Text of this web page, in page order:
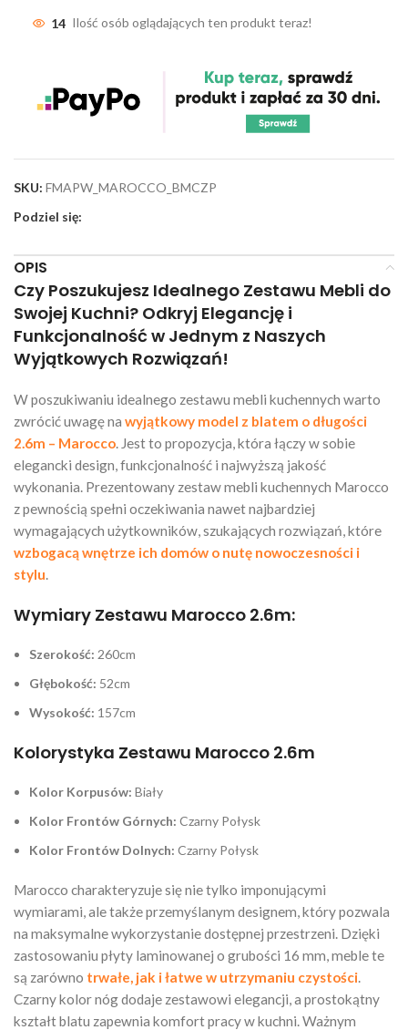
14 Ilość osób oglądających ten produkt teraz!
SKU: FMAPW_MAROCCO_BMCZP
Podziel się:
OPIS
Czy Poszukujesz Idealnego Zestawu Mebli do
Swojej Kuchni? Odkryj Elegancję i
Funkcjonalność w Jednym z Naszych
Wyjątkowych Rozwiązań!
W poszukiwaniu idealnego zestawu mebli kuchennych warto
zwrócić uwagę na wyjątkowy model z blatem o długości
2.6m – Marocco. Jest to propozycja, która łączy w sobie
elegancki design, funkcjonalność i najwyższą jakość
wykonania. Prezentowany zestaw mebli kuchennych Marocco
z pewnością spełni oczekiwania nawet najbardziej
wymagających użytkowników, szukających rozwiązań, które
wzbogacą wnętrze ich domów o nutę nowoczesności i
stylu.
Wymiary Zestawu Marocco 2.6m:
Szerokość: 260cm
Głębokość: 52cm
Wysokość: 157cm
Kolorystyka Zestawu Marocco 2.6m
Kolor Korpusów: Biały
Kolor Frontów Górnych: Czarny Połysk
Kolor Frontów Dolnych: Czarny Połysk
Marocco charakteryzuje się nie tylko imponującymi
wymiarami, ale także przemyślanym designem, który pozwala
na maksymalne wykorzystanie dostępnej przestrzeni. Dzięki
zastosowaniu płyty laminowanej o grubości 16 mm, meble te
są zarówno trwałe, jak i łatwe w utrzymaniu czystości.
Czarny kolor nóg dodaje zestawowi elegancji, a prostokątny
kształt blatu zapewnia komfort pracy w kuchni. Ważnym